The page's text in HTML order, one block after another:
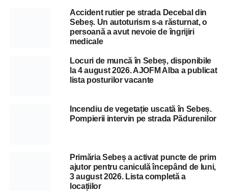
Accident rutier pe strada Decebal din
Sebeș. Un autoturism s-a răsturnat, o
persoană a avut nevoie de îngrijiri
medicale
Locuri de muncă în Sebeș, disponibile
la 4 august 2026. AJOFM Alba a publicat
lista posturilor vacante
Incendiu de vegetație uscată în Sebeș.
Pompierii intervin pe strada Pădurenilor
Primăria Sebeș a activat puncte de prim
ajutor pentru caniculă începând de luni,
3 august 2026. Lista completă a
locațiilor